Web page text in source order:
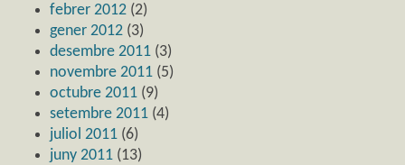
febrer 2012 (2)
gener 2012 (3)
desembre 2011 (3)
novembre 2011 (5)
octubre 2011 (9)
setembre 2011 (4)
juliol 2011 (6)
juny 2011 (13)